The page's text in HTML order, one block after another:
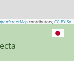
contributors, CC-BY-SA